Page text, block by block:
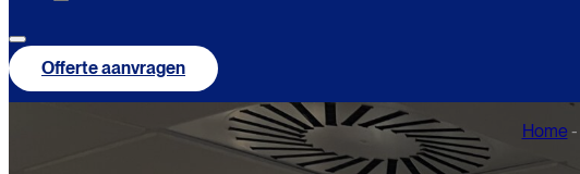
Offerte aanvragen
Home -